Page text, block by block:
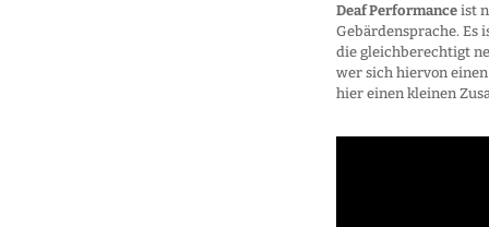
Deaf Performance ist
Gebärdensprache. Es
die gleichberechtigt
wer sich hiervon
hier einen kleinen